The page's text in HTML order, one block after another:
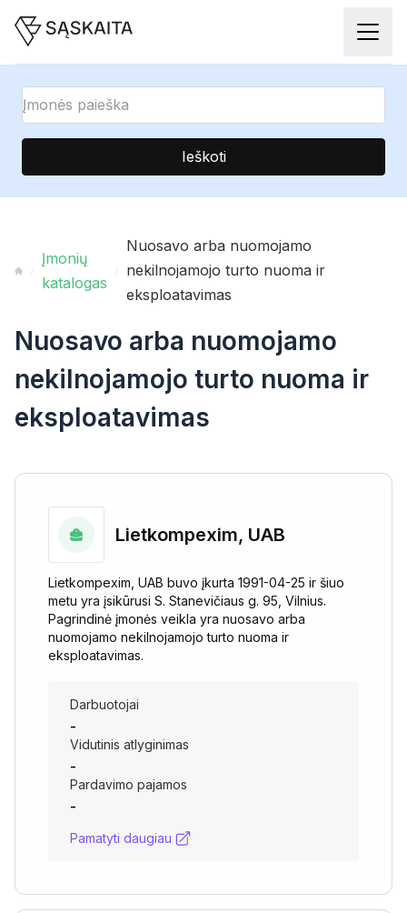
Ieškoti
Įmonių
katalogas
Nuosavo arba nuomojamo
nekilnojamojo turto nuoma ir
eksploatavimas
Nuosavo arba nuomojamo
nekilnojamojo turto nuoma ir
eksploatavimas
Lietkompexim, UAB
Lietkompexim, UAB buvo įkurta 1991-04-25 ir šiuo
metu yra įsikūrusi S. Stanevičiaus g. 95, Vilnius.
Pagrindinė įmonės veikla yra nuosavo arba
nuomojamo nekilnojamojo turto nuoma ir
eksploatavimas.
Darbuotojai
-
Vidutinis atlyginimas
-
Pardavimo pajamos
-
Pamatyti daugiau